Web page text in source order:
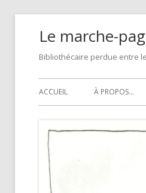
Le marche-
Bibliothécaire perdue entre
Primary
ACCUEIL À PROPOS…